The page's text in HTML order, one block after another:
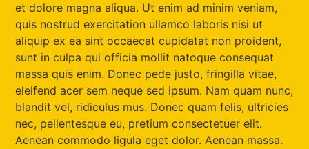
et dolore magna aliqua. Ut enim ad minim veniam,
quis nostrud exercitation ullamco laboris nisi ut
aliquip ex ea sint occaecat cupidatat non proident,
sunt in culpa qui officia mollit natoque consequat
massa quis enim. Donec pede justo, fringilla vitae,
eleifend acer sem neque sed ipsum. Nam quam nunc,
blandit vel, ridiculus mus. Donec quam felis, ultricies
nec, pellentesque eu, pretium consectetuer elit.
Aenean commodo ligula eget dolor. Aenean massa.